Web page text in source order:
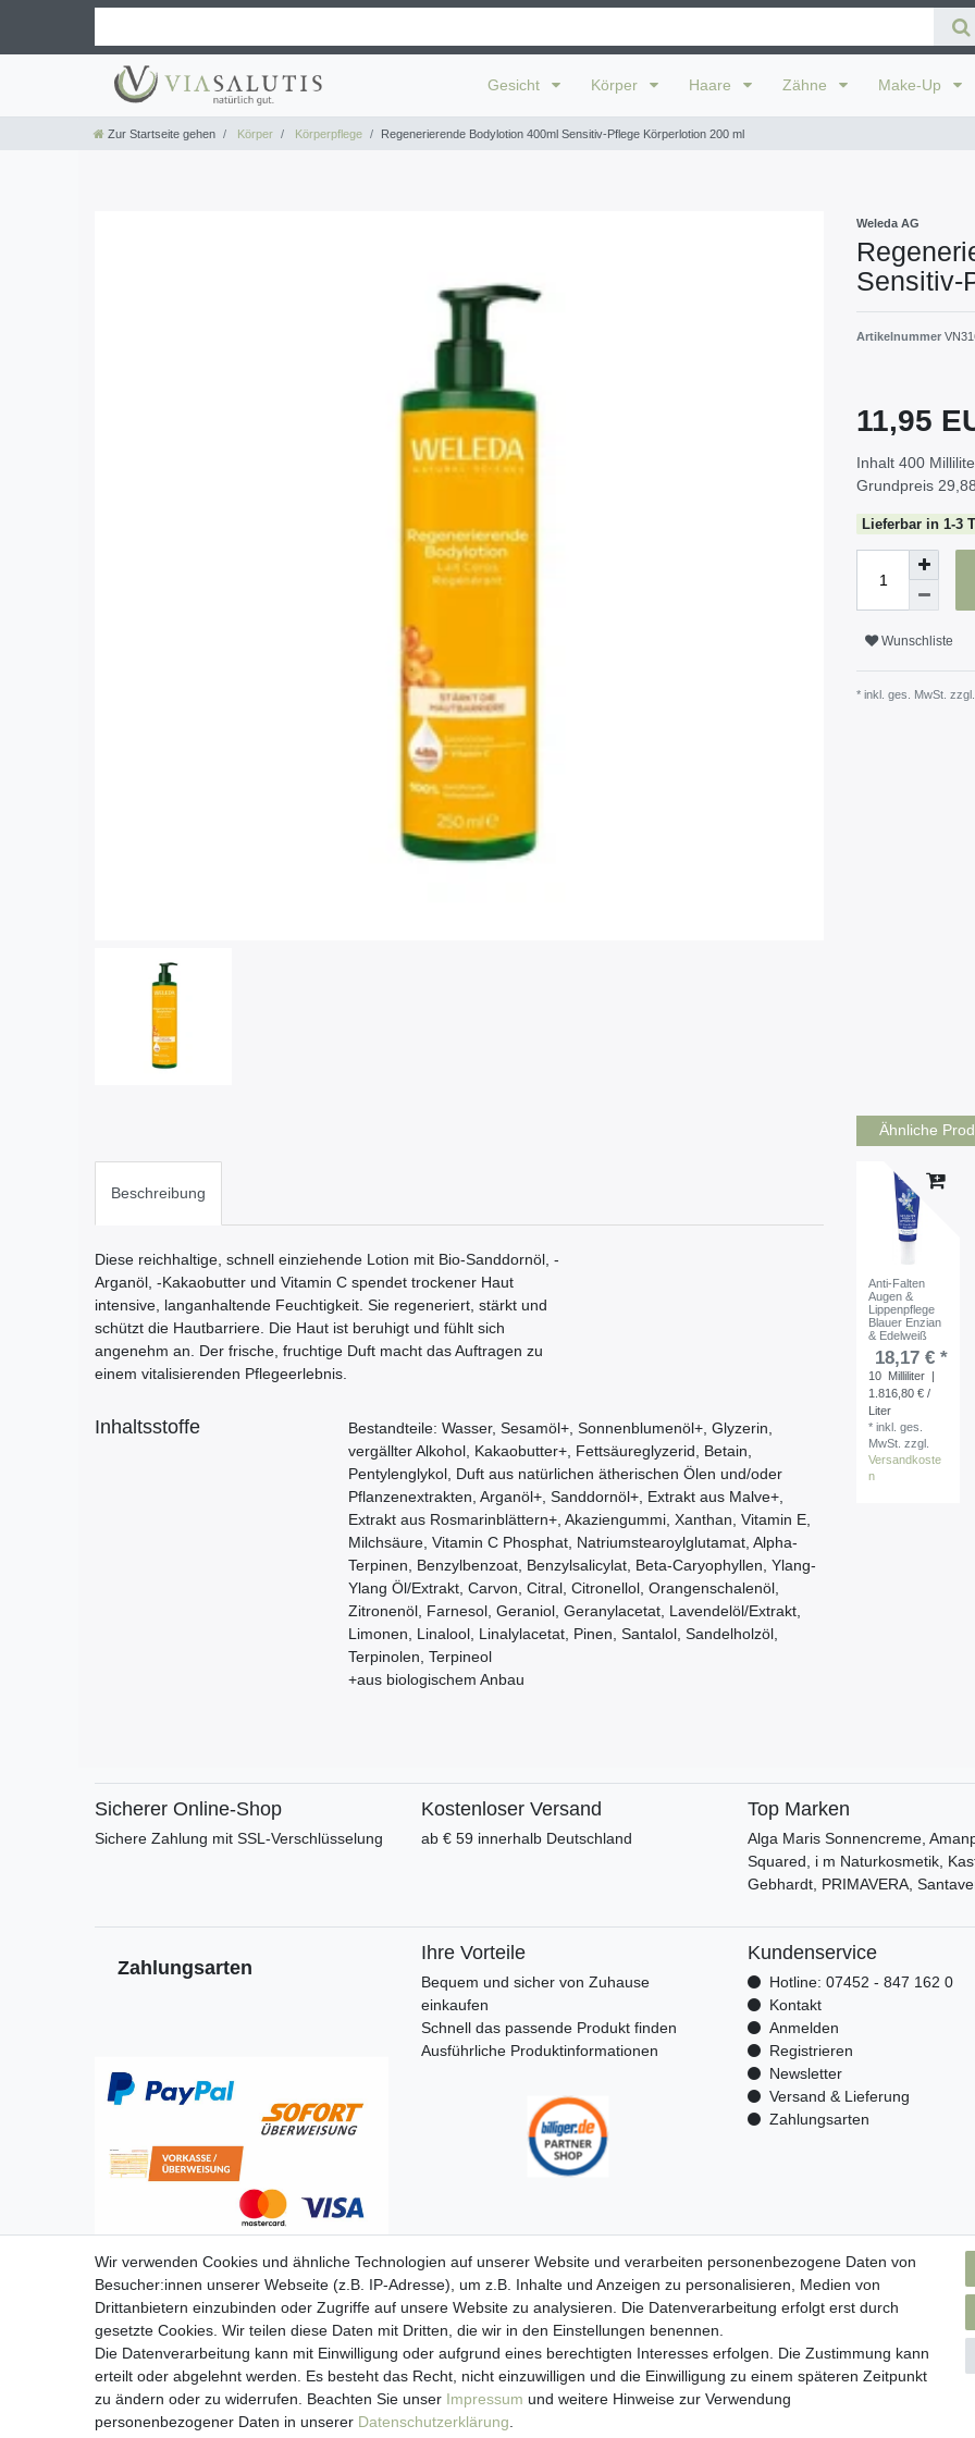
Gesicht Körper Haare Zähne Make-Up
Zur Startseite gehen Körper Körperpflege Regenerierende Bodylotion 400ml Sensitiv-Pflege Körperlotion 200 ml
Weleda AG
Sensitiv-
Artikelnummer
11,95
Inhalt 400
Grundpreis
Lieferbar in 1-3
Wunschliste
* inkl. ges. MwSt. zzgl.
Beschreibung
Diese reichhaltige, schnell einziehende Lotion mit Bio-Sanddornöl, -
Arganöl, -Kakaobutter und Vitamin C spendet trockener Haut
intensive, langanhaltende Feuchtigkeit. Sie regeneriert, stärkt und
schützt die Hautbarriere. Die Haut ist beruhigt und fühlt sich
angenehm an. Der frische, fruchtige Duft macht das Auftragen zu
einem vitalisierenden Pflegeerlebnis.
Inhaltsstoffe
Bestandteile: Wasser, Sesamöl+, Sonnenblumenöl+, Glyzerin,
vergällter Alkohol, Kakaobutter+, Fettsäureglyzerid, Betain,
Pentylenglykol, Duft aus natürlichen ätherischen Ölen und/oder
Pflanzenextrakten, Arganöl+, Sanddornöl+, Extrakt aus Malve+,
Extrakt aus Rosmarinblättern+, Akaziengummi, Xanthan, Vitamin E,
Milchsäure, Vitamin C Phosphat, Natriumstearoylglutamat, Alpha-
Terpinen, Benzylbenzoat, Benzylsalicylat, Beta-Caryophyllen, Ylang-
Ylang Öl/Extrakt, Carvon, Citral, Citronellol, Orangenschalenöl,
Zitronenöl, Farnesol, Geraniol, Geranylacetat, Lavendelöl/Extrakt,
Limonen, Linalool, Linalylacetat, Pinen, Santalol, Sandelholzöl,
Terpinolen, Terpineol
+aus biologischem Anbau
Ähnliche
Anti-Falten
Augen &
Lippenpflege
Blauer Enzian
& Edelweiß
18,17 € *
10 Milliliter |
1.816,80 € /
Liter
*inkl. ges.
MwSt. zzgl.
Versandkoste
n
Sicherer Online-Shop
Sichere Zahlung mit SSL-Verschlüsselung
Kostenloser Versand
ab € 59 innerhalb Deutschland
Top Marken
Alga Maris Sonnencreme,
Squared, i m Naturkosmetik,
Gebhardt, PRIMAVERA,
Zahlungsarten
Ihre Vorteile
Bequem und sicher von Zuhause
einkaufen
Schnell das passende Produkt finden
Ausführliche Produktinformationen
Kundenservice
Hotline: 07452 - 847 162 0
Kontakt
Anmelden
Registrieren
Newsletter
Versand & Lieferung
Zahlungsarten
Wir verwenden Cookies und ähnliche Technologien auf unserer Website und verarbeiten personenbezogene Daten von
Besucher:innen unserer Webseite (z.B. IP-Adresse), um z.B. Inhalte und Anzeigen zu personalisieren, Medien von
Drittanbietern einzubinden oder Zugriffe auf unsere Website zu analysieren. Die Datenverarbeitung erfolgt erst durch
gesetzte Cookies. Wir teilen diese Daten mit Dritten, die wir in den Einstellungen benennen.
Die Datenverarbeitung kann mit Einwilligung oder aufgrund eines berechtigten Interesses erfolgen. Die Zustimmung kann
erteilt oder abgelehnt werden. Es besteht das Recht, nicht einzuwilligen und die Einwilligung zu einem späteren Zeitpunkt
zu ändern oder zu widerrufen. Beachten Sie unser Impressum und weitere Hinweise zur Verwendung
personenbezogener Daten in unserer Daten­schutz­erklärung